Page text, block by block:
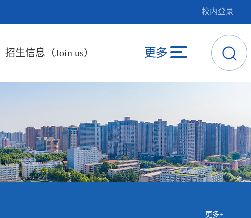
校内登录
招生信息（Join us）
更多+